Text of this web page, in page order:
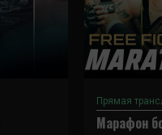
Прямая
Марафон